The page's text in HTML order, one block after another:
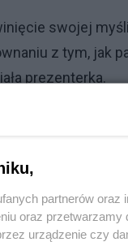
swojej
z tym, jak
prezenterka.
Przejmujący
partnerów
oraz
urządzenie czy